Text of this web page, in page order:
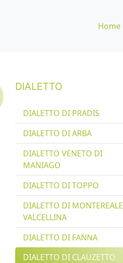
Home
DIALETTO
DIALETTO DI PRADIS
DIALETTO DI ARBA
DIALETTO VENETO DI
MANIAGO
DIALETTO DI TOPPO
DIALETTO DI MONTEREALE
VALCELLINA
DIALETTO DI FANNA
DIALETTO DI CLAUZETTO